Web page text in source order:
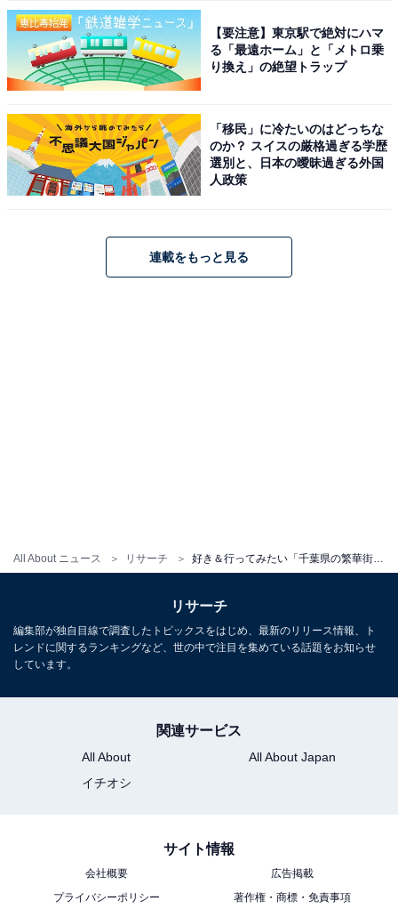
All About ニュース リサーチ
活気ある夜の雰囲気を楽しめるエリアだから」（40
代男性／静岡県）
※回答者からのコメントは原文ママです
※記事内容は執筆時点のものです。最新の内容をご確認
ください
ってみたい“青森県の繁華街＆歓楽街”ランキ
ング1位は？【2026年調査】
好き＆行ってみたい「栃木県の繁華街＆歓楽
1位は？【2026年調査】
【要注意】東京駅で絶対にハマ
る「最遠ホーム」と「メトロ乗
り換え」の絶望トラップ
「移民」に冷たいのはどっちな
のか？ スイスの厳格過ぎる学歴
選別と、日本の曖昧過ぎる外国
人政策
連載をもっと見る
リサーチ
編集部が独自目線で調査したトピックスをはじめ、最新のリリース情報、ト
レンドに関するランキングなど、世の中で注目を集めている話題をお知らせ
しています。
関連サービス
All About
All About Japan
イチオシ
サイト情報
会社概要
広告掲載
プライバシーポリシー
著作権・商標・免責事項